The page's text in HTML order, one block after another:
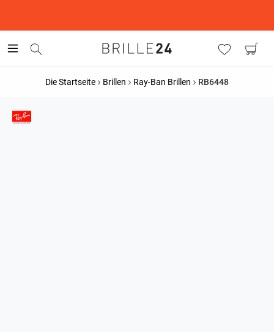
Die Startseite Brillen Ray-Ban Brillen RB6448